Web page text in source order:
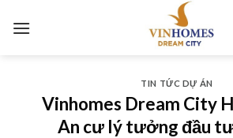
TIN TỨC DỰ ÁN
Vinhomes Dream City
An cư lý tưởng đầu